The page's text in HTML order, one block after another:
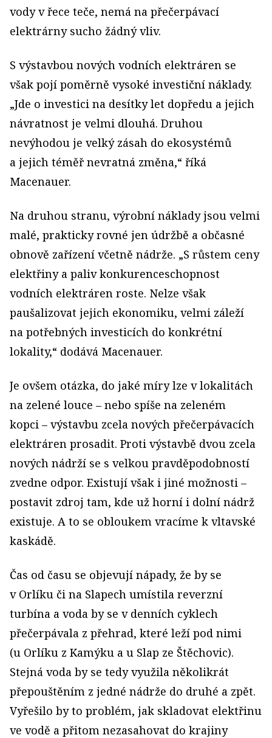
vody v řece teče, nemá na přečerpávací
elektrárny sucho žádný vliv.
S výstavbou nových vodních elektráren se
však pojí poměrně vysoké investiční náklady.
„Jde o investici na desítky let dopředu a jejich
návratnost je velmi dlouhá. Druhou
nevýhodou je velký zásah do ekosystémů
a jejich téměř nevratná změna,“ říká
Macenauer.
Na druhou stranu, výrobní náklady jsou velmi
malé, prakticky rovné jen údržbě a občasné
obnově zařízení včetně nádrže. „S růstem ceny
elektřiny a paliv konkurenceschopnost
vodních elektráren roste. Nelze však
paušalizovat jejich ekonomiku, velmi záleží
na potřebných investicích do konkrétní
lokality,“ dodává Macenauer.
Je ovšem otázka, do jaké míry lze v lokalitách
na zelené louce – nebo spíše na zeleném
kopci – výstavbu zcela nových přečerpávacích
elektráren prosadit. Proti výstavbě dvou zcela
nových nádrží se s velkou pravděpodobností
zvedne odpor. Existují však i jiné možnosti –
postavit zdroj tam, kde už horní i dolní nádrž
existuje. A to se obloukem vracíme k vltavské
kaskádě.
Čas od času se objevují nápady, že by se
v Orlíku či na Slapech umístila reverzní
turbína a voda by se v denních cyklech
přečerpávala z přehrad, které leží pod nimi
(u Orlíku z Kamýku a u Slap ze Štěchovic).
Stejná voda by se tedy využila několikrát
přepouštěním z jedné nádrže do druhé a zpět.
Vyřešilo by to problém, jak skladovat elektřinu
ve vodě a přitom nezasahovat do krajiny